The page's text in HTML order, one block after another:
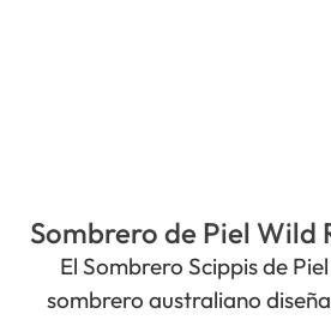
Sombrero de Piel Wild
El Sombrero Scippis de
sombrero australiano